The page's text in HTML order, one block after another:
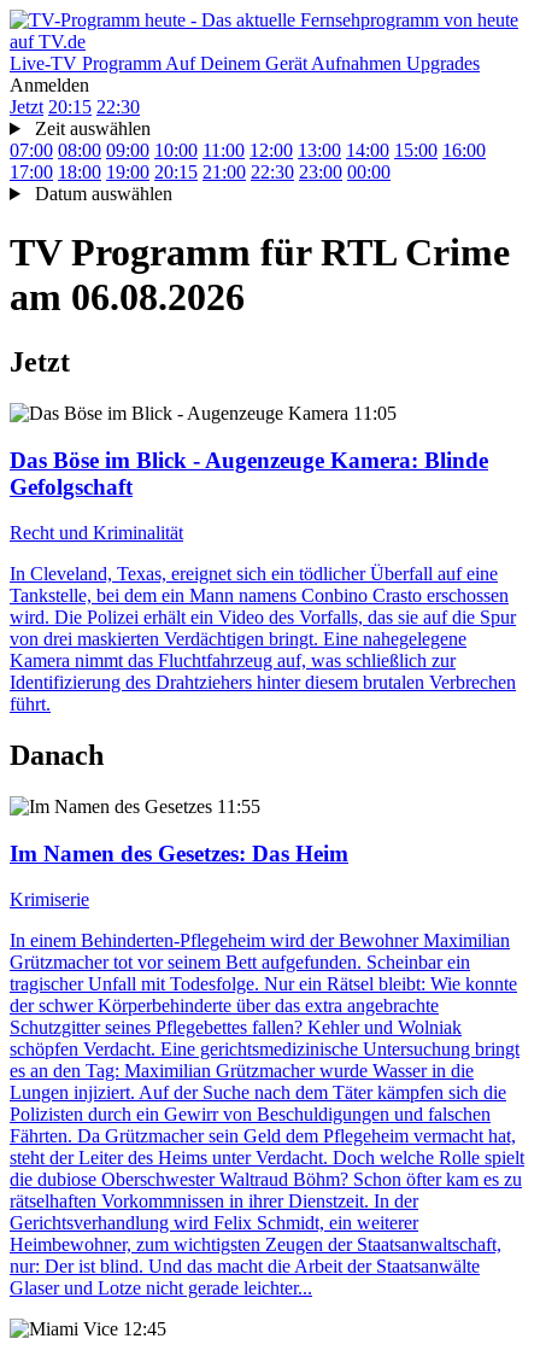
Live-TV Programm Auf Deinem Gerät Aufnahmen Upgrades
Anmelden
Jetzt 20:15 22:30
Zeit auswählen
07:00 08:00 09:00 10:00 11:00 12:00 13:00 14:00 15:00 16:00
17:00 18:00 19:00 20:15 21:00 22:30 23:00 00:00
Datum auswählen
TV Programm für RTL Crime
am 06.08.2026
Jetzt
11:05
Das Böse im Blick - Augenzeuge Kamera: Blinde
Gefolgschaft
Recht und Kriminalität
In Cleveland, Texas, ereignet sich ein tödlicher Überfall auf eine
Tankstelle, bei dem ein Mann namens Conbino Crasto erschossen
wird. Die Polizei erhält ein Video des Vorfalls, das sie auf die Spur
von drei maskierten Verdächtigen bringt. Eine nahegelegene
Kamera nimmt das Fluchtfahrzeug auf, was schließlich zur
Identifizierung des Drahtziehers hinter diesem brutalen Verbrechen
führt.
Danach
11:55
Im Namen des Gesetzes: Das Heim
Krimiserie
In einem Behinderten-Pflegeheim wird der Bewohner Maximilian
Grützmacher tot vor seinem Bett aufgefunden. Scheinbar ein
tragischer Unfall mit Todesfolge. Nur ein Rätsel bleibt: Wie konnte
der schwer Körperbehinderte über das extra angebrachte
Schutzgitter seines Pflegebettes fallen? Kehler und Wolniak
schöpfen Verdacht. Eine gerichtsmedizinische Untersuchung bringt
es an den Tag: Maximilian Grützmacher wurde Wasser in die
Lungen injiziert. Auf der Suche nach dem Täter kämpfen sich die
Polizisten durch ein Gewirr von Beschuldigungen und falschen
Fährten. Da Grützmacher sein Geld dem Pflegeheim vermacht hat,
steht der Leiter des Heims unter Verdacht. Doch welche Rolle spielt
die dubiose Oberschwester Waltraud Böhm? Schon öfter kam es zu
rätselhaften Vorkommnissen in ihrer Dienstzeit. In der
Gerichtsverhandlung wird Felix Schmidt, ein weiterer
Heimbewohner, zum wichtigsten Zeugen der Staatsanwaltschaft,
nur: Der ist blind. Und das macht die Arbeit der Staatsanwälte
Glaser und Lotze nicht gerade leichter...
12:45